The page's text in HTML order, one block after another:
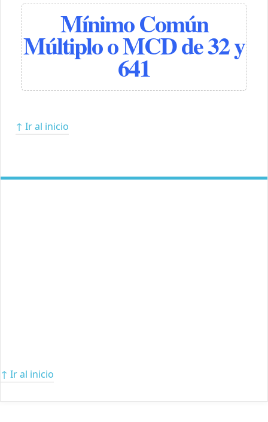
Mínimo Común
Múltiplo o MCD de 32 y
641
↑ Ir al inicio
↑ Ir al inicio